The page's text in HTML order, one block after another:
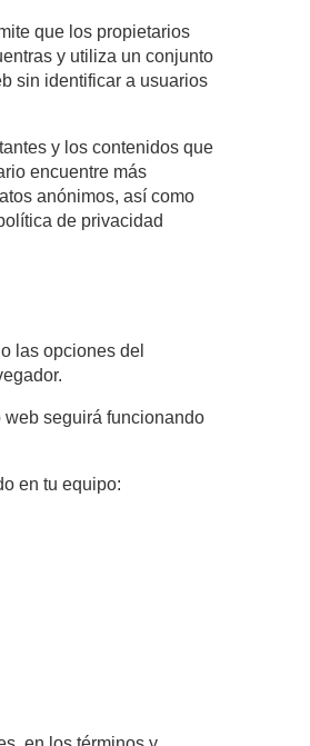
que los propietarios
y utiliza un conjunto
sin identificar a usuarios
y los contenidos que
encuentre más
anónimos, así como
de privacidad
las opciones del
web seguirá funcionando
en tu equipo: